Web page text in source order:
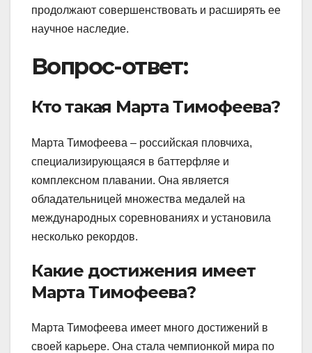
продолжают совершенствовать и расширять ее
научное наследие.
Вопрос-ответ:
Кто такая Марта Тимофеева?
Марта Тимофеева – российская пловчиха,
специализирующаяся в баттерфляе и
комплексном плавании. Она является
обладательницей множества медалей на
международных соревнованиях и установила
несколько рекордов.
Какие достижения имеет
Марта Тимофеева?
Марта Тимофеева имеет много достижений в
своей карьере. Она стала чемпионкой мира по